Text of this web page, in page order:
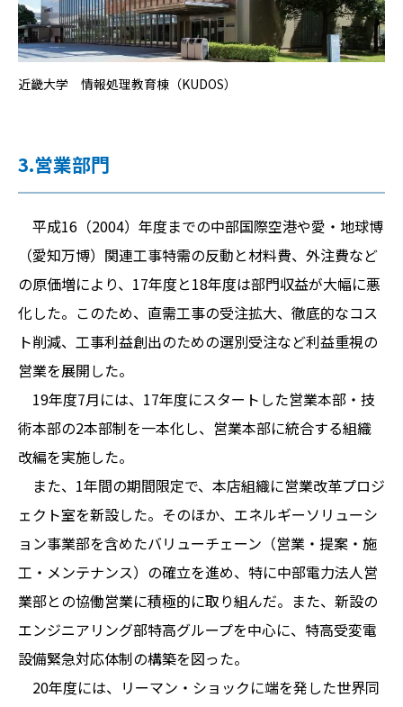
近畿大学 情報処理教育棟（KUDOS）
3.営業部門
平成16（2004）年度までの中部国際空港や愛・地球博
（愛知万博）関連工事特需の反動と材料費、外注費など
の原価増により、17年度と18年度は部門収益が大幅に悪
化した。このため、直需工事の受注拡大、徹底的なコス
ト削減、工事利益創出のための選別受注など利益重視の
営業を展開した。
19年度7月には、17年度にスタートした営業本部・技
術本部の2本部制を一本化し、営業本部に統合する組織
改編を実施した。
また、1年間の期間限定で、本店組織に営業改革プロジ
ェクト室を新設した。そのほか、エネルギーソリューシ
ョン事業部を含めたバリューチェーン（営業・提案・施
工・メンテナンス）の確立を進め、特に中部電力法人営
業部との協働営業に積極的に取り組んだ。また、新設の
エンジニアリング部特高グループを中心に、特高受変電
設備緊急対応体制の構築を図った。
20年度には、リーマン・ショックに端を発した世界同